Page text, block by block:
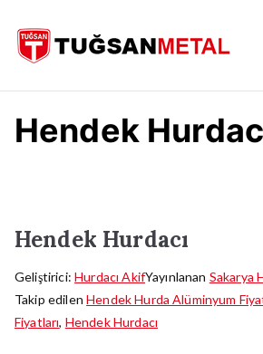
geç
Hendek
Hendek Hurdacı
Geliştirici:Hurdacı AkifYayınlanan Sakarya
Takip edilenHendek Hurda Alüminyum
Fiyatları, Hendek Hurdacı